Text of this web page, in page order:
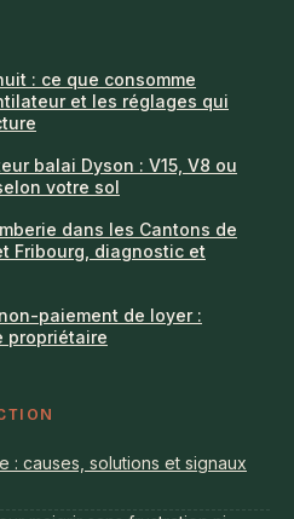
: ce que consomme
et les réglages qui
balai Dyson : V15, V8 ou
votre sol
dans les Cantons de
Fribourg, diagnostic et
paiement de loyer :
propriétaire
: causes, solutions et signaux